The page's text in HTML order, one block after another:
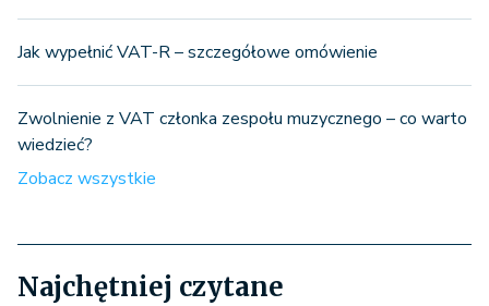
Jak wypełnić VAT-R – szczegółowe omówienie
Zwolnienie z VAT członka zespołu muzycznego – co warto
wiedzieć?
Zobacz wszystkie
Najchętniej czytane